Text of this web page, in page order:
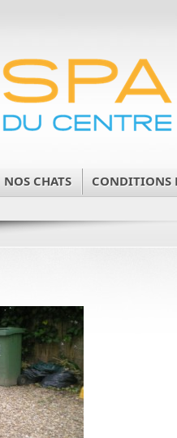
NOS CHATS
CONDITIONS